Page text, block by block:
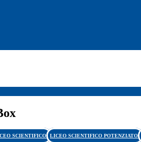
SCIENTIFICO LICEO SCIENTIFICO POTENZIATO